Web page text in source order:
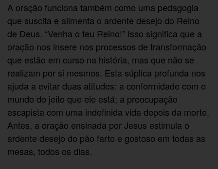
A oração funciona também como uma pedagogia
que suscita e alimenta o ardente desejo do Reino
de Deus. “Venha o teu Reino!” Isso significa que a
oração nos insere nos processos de transformação
que estão em curso na história, mas que não se
realizam por si mesmos. Esta súplica profunda nos
ajuda a evitar duas atitudes: a conformidade com o
mundo do jeito que ele está; a preocupação
escapista com uma indefinida vida depois da morte.
Antes, a oração ensinada por Jesus estimula o
ardente desejo do pão farto e gostoso em todas as
mesas, todos os dias.